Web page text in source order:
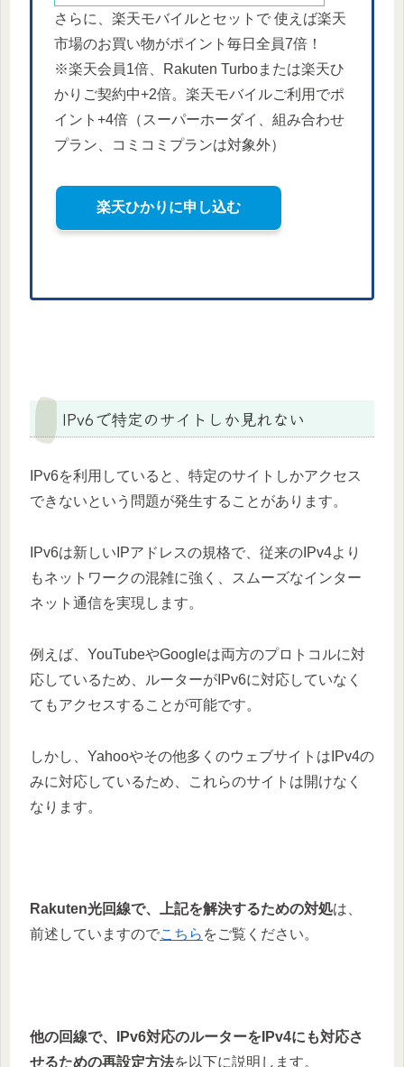
さらに、楽天モバイルとセットで 使えば楽天
市場のお買い物がポイント毎日全員7倍！
※楽天会員1倍、Rakuten Turboまたは楽天ひ
かりご契約中+2倍。楽天モバイルご利用でポ
イント+4倍（スーパーホーダイ、組み合わせ
プラン、コミコミプランは対象外）
楽天ひかりに申し込む
IPv6で特定のサイトしか見れない
IPv6を利用していると、特定のサイトしかアクセス
できないという問題が発生することがあります。
IPv6は新しいIPアドレスの規格で、従来のIPv4より
もネットワークの混雑に強く、スムーズなインター
ネット通信を実現します。
例えば、YouTubeやGoogleは両方のプロトコルに対
応しているため、ルーターがIPv6に対応していなく
てもアクセスすることが可能です。
しかし、Yahooやその他多くのウェブサイトはIPv4の
みに対応しているため、これらのサイトは開けなく
なります。
Rakuten光回線で、上記を解決するための対処は、
前述していますのでこちら をご覧ください。
他の回線で、IPv6対応のルーターをIPv4にも対応さ
せるための再設定方法を以下に説明します。